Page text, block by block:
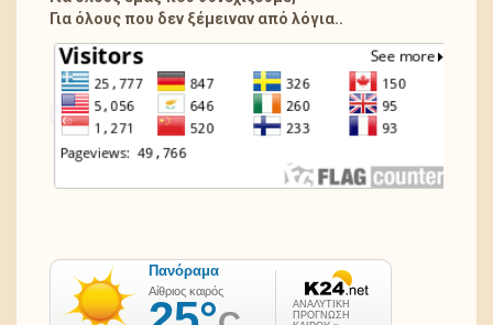
Για όλους που δεν ξέμειναν από λόγια..